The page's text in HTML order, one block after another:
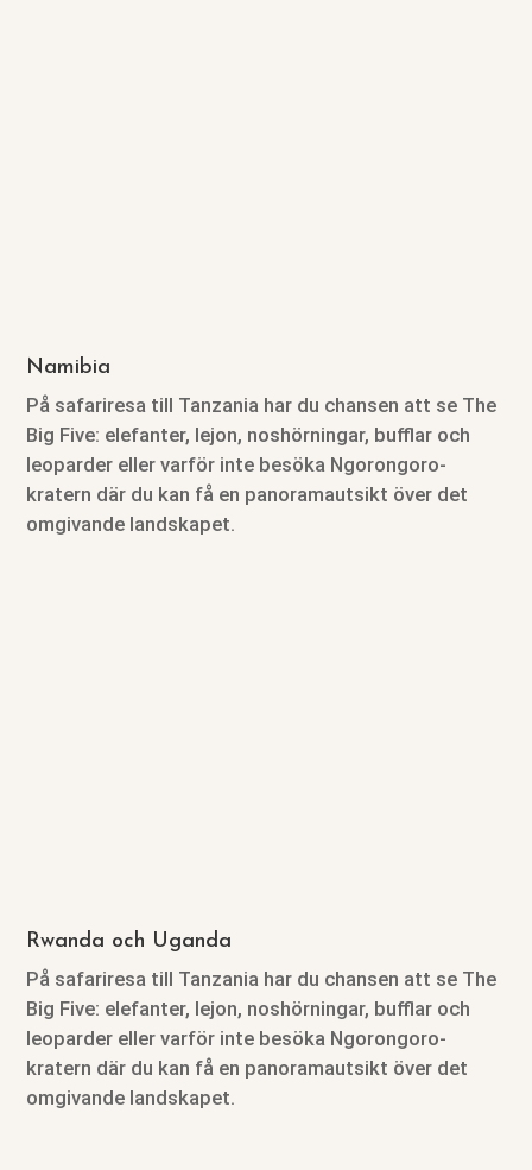
Namibia
På safariresa till Tanzania har du chansen att se The
Big Five: elefanter, lejon, noshörningar, bufflar och
leoparder eller varför inte besöka Ngorongoro-
kratern där du kan få en panoramautsikt över det
omgivande landskapet.
Rwanda och Uganda
På safariresa till Tanzania har du chansen att se The
Big Five: elefanter, lejon, noshörningar, bufflar och
leoparder eller varför inte besöka Ngorongoro-
kratern där du kan få en panoramautsikt över det
omgivande landskapet.